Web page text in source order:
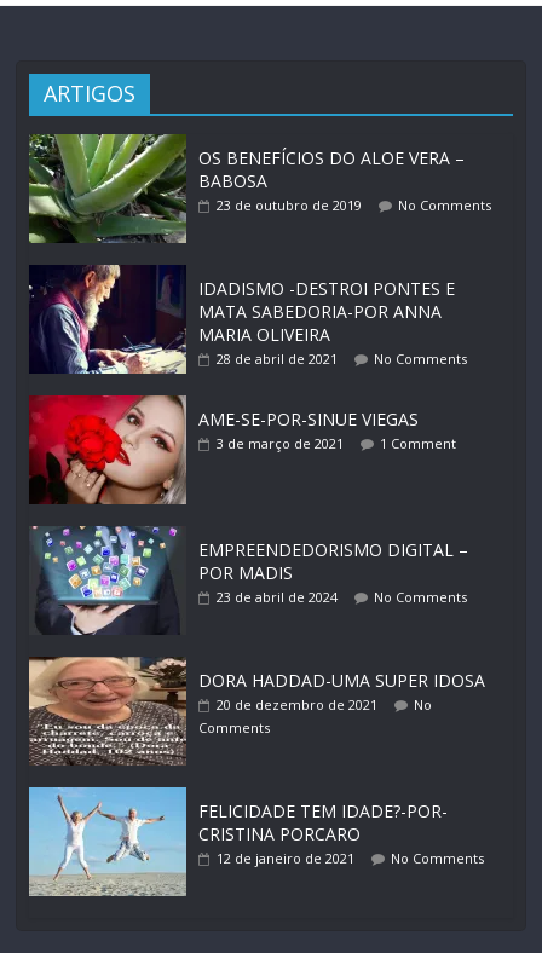
ARTIGOS
OS BENEFÍCIOS DO ALOE VERA –
BABOSA
23 de outubro de 2019 No Comments
IDADISMO -DESTROI PONTES E
MATA SABEDORIA-POR ANNA
MARIA OLIVEIRA
28 de abril de 2021 No Comments
AME-SE-POR-SINUE VIEGAS
3 de março de 2021 1 Comment
EMPREENDEDORISMO DIGITAL –
POR MADIS
23 de abril de 2024 No Comments
DORA HADDAD-UMA SUPER IDOSA
20 de dezembro de 2021
No
Comments
FELICIDADE TEM IDADE?-POR-
CRISTINA PORCARO
12 de janeiro de 2021 No Comments